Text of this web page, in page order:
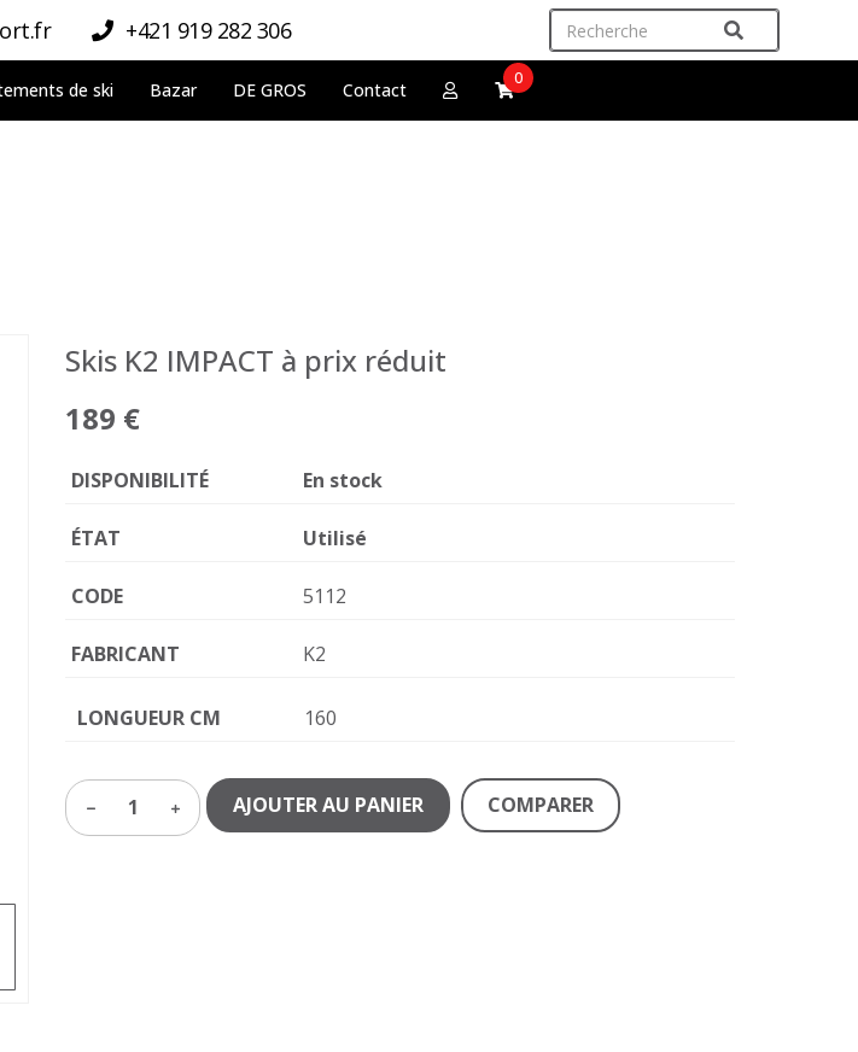
+421 919 282 306
de ski Bazar DE GROS Contact
0
Skis K2 IMPACT à prix réduit
189 €
DISPONIBILITÉ En stock
ÉTAT Utilisé
CODE 5112
FABRICANT K2
LONGUEUR CM 160
1 AJOUTER AU PANIER COMPARER